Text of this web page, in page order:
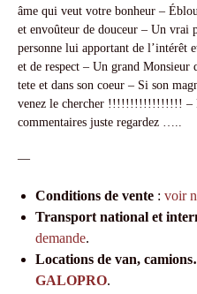
âme qui veut votre bonheur –
et envoûteur de douceur – Un vrai
personne lui apportant de l’intérêt
et de respect – Un grand Monsieur
tete et dans son coeur – Si son
venez le chercher !!!!!!!!!!!!!!!!! –
commentaires juste regardez …..
—
Conditions de vente : voir
Transport national et
demande.
Locations de van,
GALOPRO.